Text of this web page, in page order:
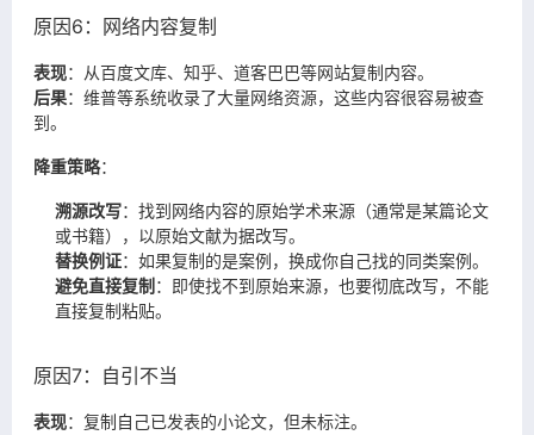
原因6：网络内容复制
表现：从百度文库、知乎、道客巴巴等网站复制内容。
后果：维普等系统收录了大量网络资源，这些内容很容易被查
到。
降重策略：
溯源改写：找到网络内容的原始学术来源（通常是某篇论文
或书籍），以原始文献为据改写。
替换例证：如果复制的是案例，换成你自己找的同类案例。
避免直接复制 ：即使找不到原始来源，也要彻底改写，不能
直接复制粘贴。
原因7：自引不当
表现：复制自己已发表的小论文，但未标注。